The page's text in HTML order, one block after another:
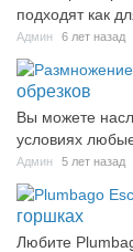
подходят как
Админ 6 лет назад
обрезков
Вы можете
условиях
Админ 5 лет назад
горшках
Любите